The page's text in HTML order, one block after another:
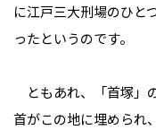
に江戸三大刑場のひと
ったというのです。
ともあれ、「首塚」
首がこの地に埋められ